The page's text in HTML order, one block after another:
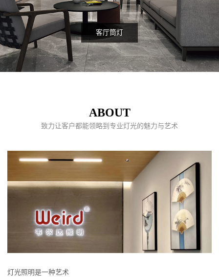
客厅筒灯
ABOUT
致力让客户都能领略到专业灯光的魅力与艺术
灯光照明是一种艺术